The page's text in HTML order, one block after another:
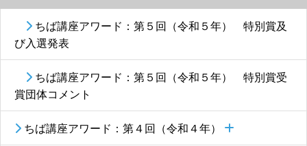
ちば講座アワード：第５回（令和５年） 特別賞及
び入選発表
ちば講座アワード：第５回（令和５年） 特別賞受
賞団体コメント
ちば講座アワード：第４回（令和４年）